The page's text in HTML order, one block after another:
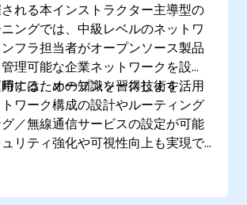
れる本インストラクター主導型の
ングでは、中級レベルのネットワ
フラ担当者がオープンソース製品
理可能な企業ネットワークを設
するための知識を習得します。
には、オープンソース技術を活用
ワーク構成の設計やルーティング
／無線通信サービスの設定が可能
リティ強化や可視性向上も実現で
画立案能力も身につきます。